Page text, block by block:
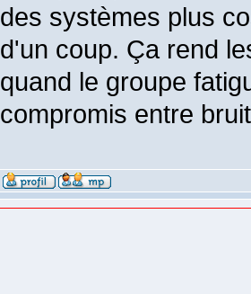
des systèmes plus
d'un coup. Ça rend
quand le groupe
compromis entre